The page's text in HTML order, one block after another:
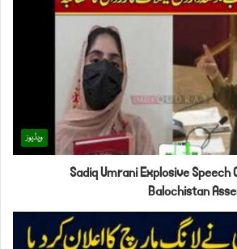
ویڈیوز
Sadiq Umrani Explosive Speech
Balochistan